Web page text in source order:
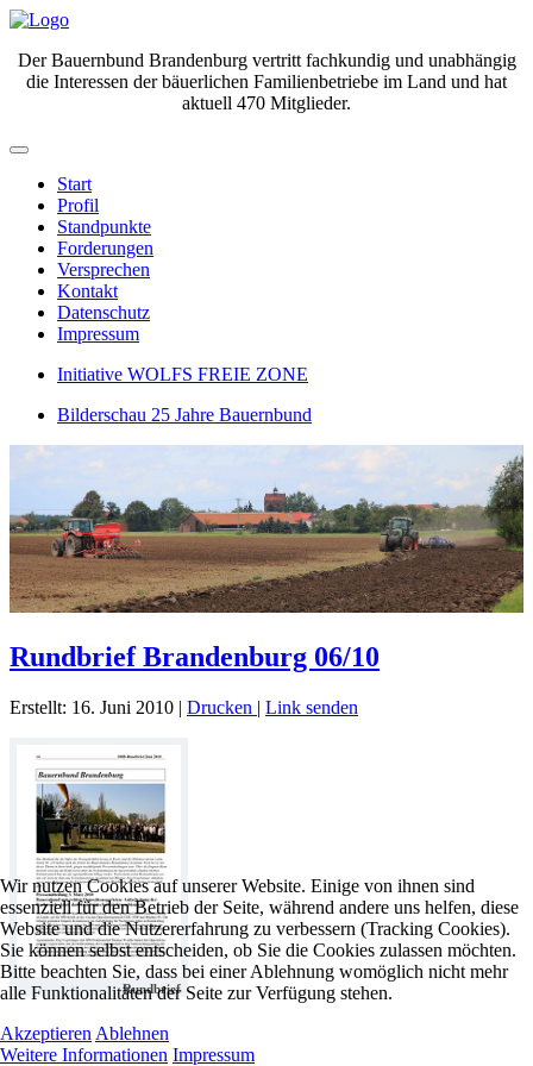
Der Bauernbund Brandenburg vertritt fachkundig und unabhängig
die Interessen der bäuerlichen Familienbetriebe im Land und hat
aktuell 470 Mitglieder.
Start
Profil
Standpunkte
Forderungen
Versprechen
Kontakt
Datenschutz
Impressum
Initiative WOLFS FREIE ZONE
Bilderschau 25 Jahre Bauernbund
Rundbrief Brandenburg 06/10
Erstellt: 16. Juni 2010 | Drucken | Link senden
Rundbrief
Wir nutzen Cookies auf unserer Website. Einige von ihnen sind
essenziell für den Betrieb der Seite, während andere uns helfen, diese
Website und die Nutzererfahrung zu verbessern (Tracking Cookies).
Sie können selbst entscheiden, ob Sie die Cookies zulassen möchten.
Bitte beachten Sie, dass bei einer Ablehnung womöglich nicht mehr
alle Funktionalitäten der Seite zur Verfügung stehen.
Akzeptieren Ablehnen
Weitere Informationen Impressum